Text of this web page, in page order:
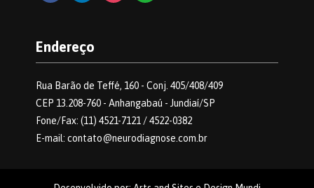
Endereço
Rua Barão de Teffé, 160 - Conj. 405/408/409
CEP 13.208-760 - Anhangabaú - Jundiaí/SP
Fone/Fax: (11) 4521-7121 / 4522-0382
E-mail: contato@neurodiagnose.com.br